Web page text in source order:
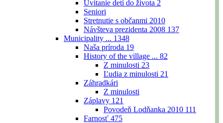
Uvítanie detí do života 2
Seniori
Stretnutie s občanmi 2010
Návšteva prezidenta 2008 137
Municipality ... 1348
Naša príroda 19
History of the village ... 82
Z minulosti 23
Ľudia z minulosti 21
Záhradkári
Z minulosti
Záplavy 121
Povodeň Lodňanka 2010 111
Farnosť 475